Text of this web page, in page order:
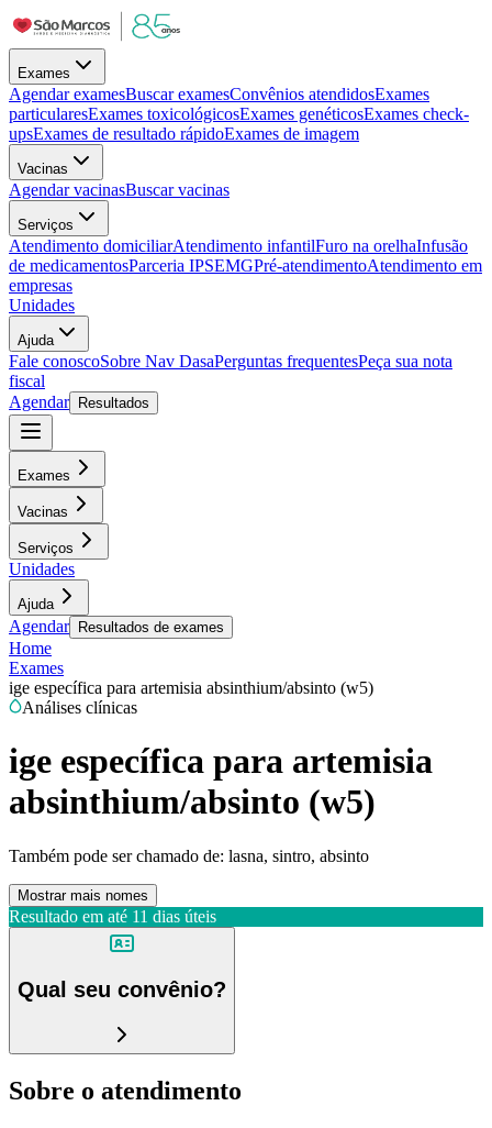
Exames
Agendar examesBuscar examesConvênios atendidosExames
particularesExames toxicológicosExames genéticosExames check-
upsExames de resultado rápidoExames de imagem
Vacinas
Agendar vacinasBuscar vacinas
Serviços
Atendimento domiciliarAtendimento infantilFuro na orelhaInfusão
de medicamentosParceria IPSEMGPré-atendimentoAtendimento em
empresas
Unidades
Ajuda
Fale conoscoSobre Nav DasaPerguntas frequentesPeça sua nota
fiscal
Agendar
Resultados
Exames
Vacinas
Serviços
Unidades
Ajuda
Agendar Resultados de exames
Home
Exames
ige específica para artemisia absinthium/absinto (w5)
Análises clínicas
ige específica para artemisia
absinthium/absinto (w5)
Também pode ser chamado de: lasna, sintro, absinto
Mostrar mais nomes
Resultado em até 11 dias úteis
Qual seu convênio?
Sobre o atendimento